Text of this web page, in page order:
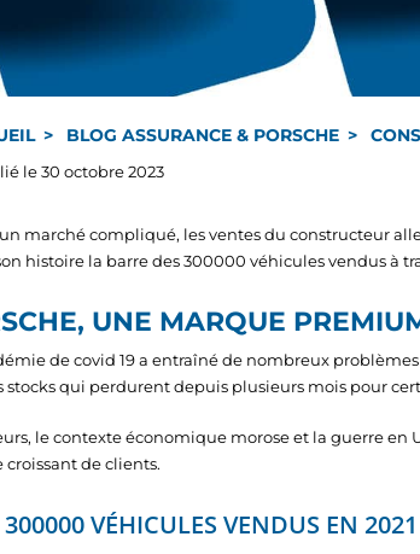
BLOG ASSURANCE & PORSCHE
le 30 octobre 2023
marché compliqué, les ventes du constructeur
histoire la barre des 300000 véhicules vendus à
UNE MARQUE
de covid 19 a entraîné de nombreux
stocks qui perdurent depuis plusieurs mois pour
le contexte économique morose et la guerre en
croissant de clients.
VÉHICULES VENDUS EN